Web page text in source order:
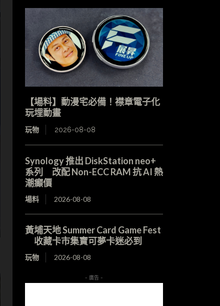
【場料】動漫宅必備！襟章電子化
玩埋動畫
玩物 2026-08-08
Synology 推出 DiskStation neo+
系列 改配 Non-ECC RAM 抗 AI 熱
潮癲價
場料 2026-08-08
黃埔天地 Summer Card Game Fest
收藏卡市集寶可夢卡迷必到
玩物 2026-08-08
- 廣告 -